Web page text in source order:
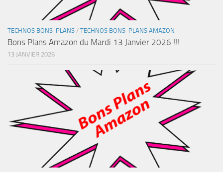
TECHNOS BONS-PLANS / TECHNOS BONS-PLANS AMAZON
Bons Plans Amazon du Mardi 13 Janvier 2026 !!!
13 JANVIER 2026